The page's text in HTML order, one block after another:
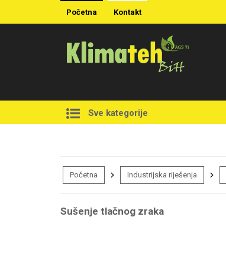
Početna Kontakt
Sve kategorije
Početna Industrijska riješenja
Sušenje tlačnog zraka